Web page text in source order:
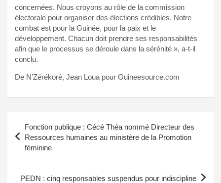
concernées. Nous croyons au rôle de la commission
électorale pour organiser des élections crédibles. Notre
combat est pour la Guinée, pour la paix et le
développement. Chacun doit prendre ses responsabilités
afin que le processus se déroule dans la sérénité », a-t-il
conclu.
De N’Zérékoré, Jean Loua pour Guineesource.com
de
l’article
Fonction publique : Cécé Théa nommé Directeur des
Ressources humaines au ministère de la Promotion
féminine
PEDN : cinq responsables suspendus pour indiscipline